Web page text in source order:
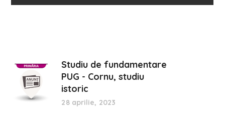
Studiu de fundamentare
PUG - Cornu, studiu
istoric
28 aprilie, 2023